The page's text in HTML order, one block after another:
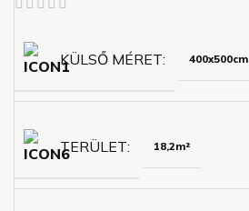
KÜLSŐ MÉRET 400x500cm
TERÜLET 18,2m²